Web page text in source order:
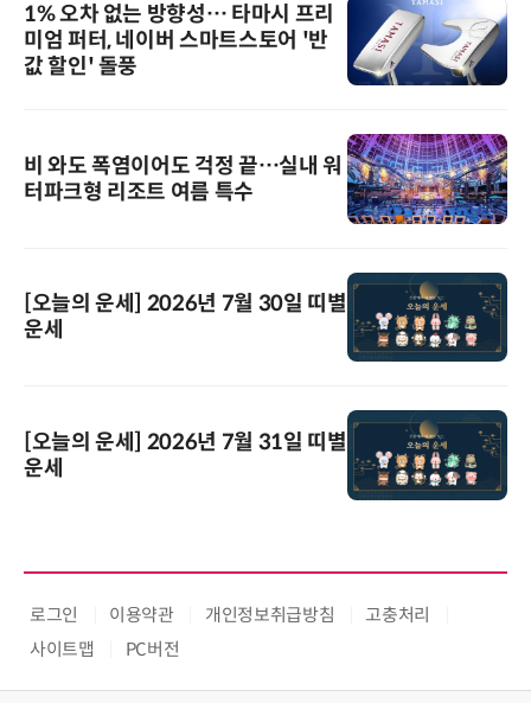
1% 오차 없는 방향성… 타마시 프리
미엄 퍼터, 네이버 스마트스토어 '반
값 할인' 돌풍
비 와도 폭염이어도 걱정 끝…실내 워
터파크형 리조트 여름 특수
[오늘의 운세] 2026년 7월 30일 띠별
운세
[오늘의 운세] 2026년 7월 31일 띠별
운세
로그인 이용약관 개인정보취급방침
고충처리
사이트맵
PC버전